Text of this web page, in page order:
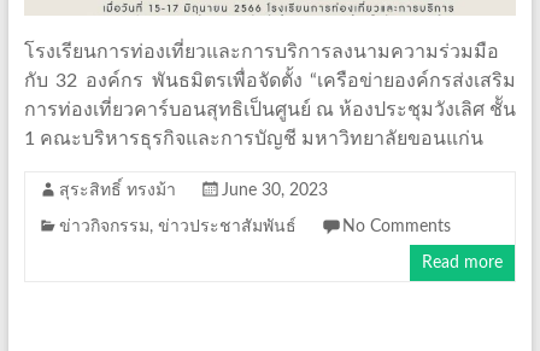
โรงเรียนการท่องเที่ยวและการบริการลงนามความร่วมมือ
กับ 32 องค์กร พันธมิตรเพื่อจัดตั้ง “เครือข่ายองค์กรส่งเสริม
การท่องเที่ยวคาร์บอนสุทธิเป็นศูนย์ ณ ห้องประชุมวังเลิศ ชััน
1 คณะบริหารธุรกิจและการบัญชี มหาวิทยาลัยขอนแก่น
สุระสิทธิ์ ทรงม้า June 30, 2023
ข่าวกิจกรรม, ข่าวประชาสัมพันธ์ No Comments
Read more